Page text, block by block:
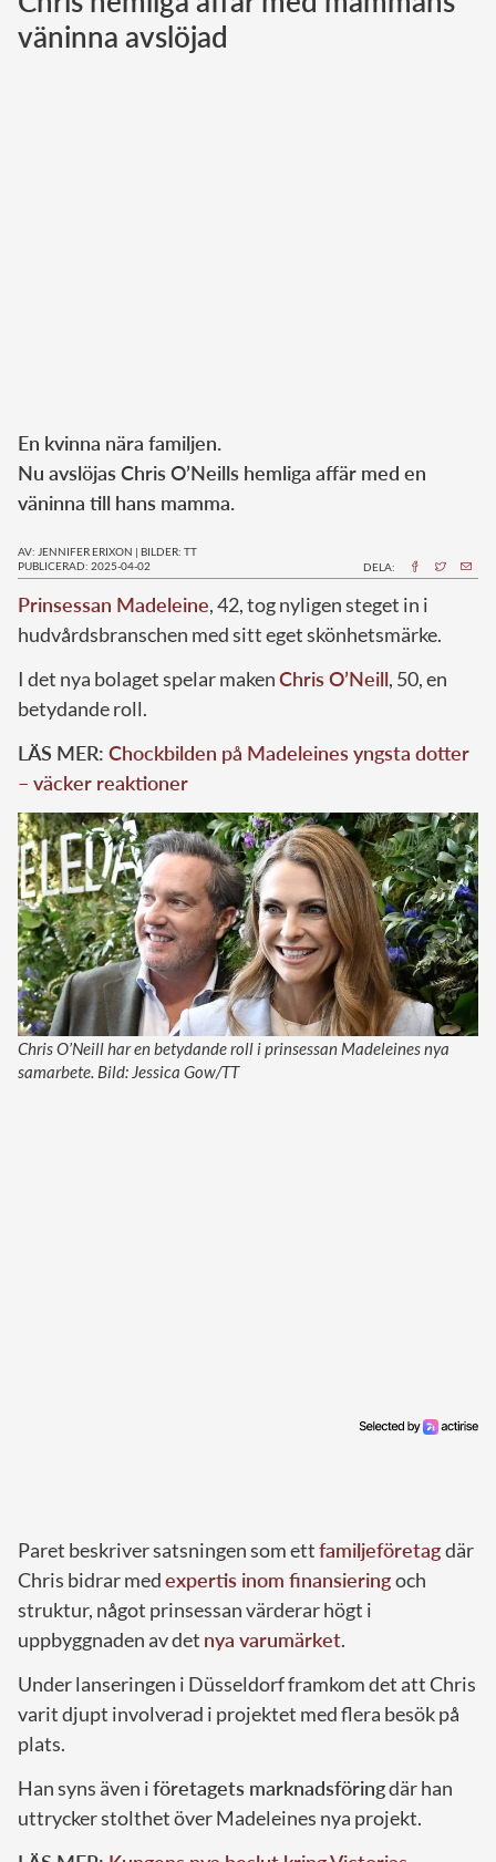
Norska kungahuset
väninna avslöjad
En kvinna nära familjen.
Nu avslöjas Chris O’Neills hemliga affär med en
väninna till hans mamma.
AV: JENNIFER ERIXON | BILDER: TT
PUBLICERAD: 2025-04-02
DELA:
Prinsessan Madeleine, 42, tog nyligen steget in i
hudvårdsbranschen med sitt eget skönhetsmärke.
I det nya bolaget spelar makenChris O’Neill, 50, en
betydande roll.
LÄS MER: Chockbilden på Madeleines yngsta dotter
– väcker reaktioner
Chris O’Neill har en betydande roll i prinsessan Madeleines nya
samarbete. Bild: Jessica Gow/TT
Paret beskriver satsningen som ettfamiljeföretagdär
Chris bidrar medexpertis inom finansieringoch
struktur, något prinsessan värderar högt i
uppbyggnaden av det nya varumärket.
Under lanseringen i Düsseldorf framkom det att Chris
varit djupt involverad i projektet med flera besök på
plats.
Han syns även iföretagets marknadsföringdär han
uttrycker stolthet över Madeleines nya projekt.